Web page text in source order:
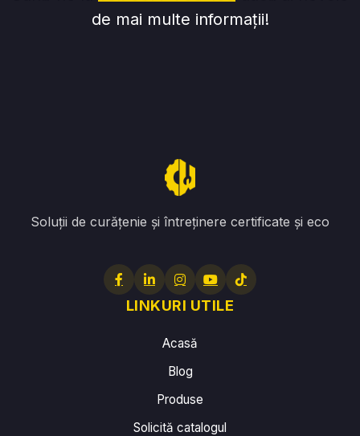
de mai multe informații!
Soluții de curățenie și întreținere certificate și eco
LINKURI UTILE
Acasă
Blog
Produse
Solicită catalogul